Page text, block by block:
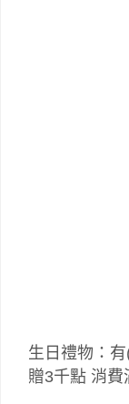
生日禮物：
贈3千點 消費